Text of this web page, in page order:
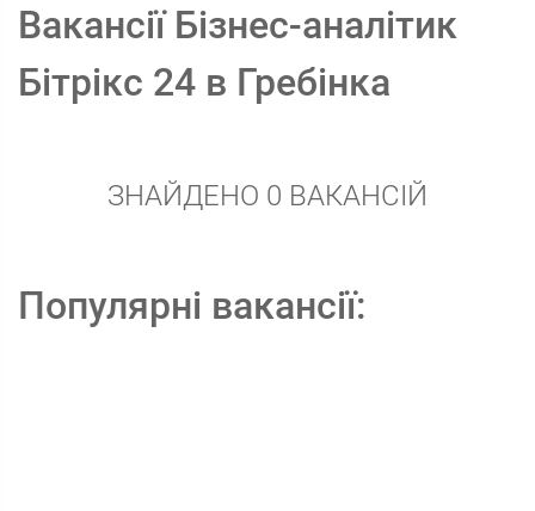
Вакансії Бізнес-аналітик
Бітрікс 24 в Гребінка
ЗНАЙДЕНО 0 ВАКАНСІЙ
Популярні вакансії: